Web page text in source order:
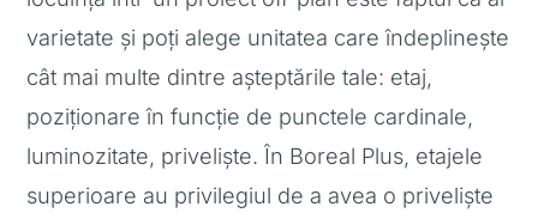
varietate și poți alege unitatea care îndeplinește
cât mai multe dintre așteptările tale: etaj,
poziționare în funcție de punctele cardinale,
luminozitate, priveliște. În Boreal Plus, etajele
superioare au privilegiul de a avea o priveliște